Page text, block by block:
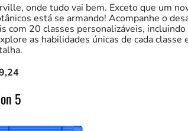
onde tudo vai bem. Exceto que um
está se armando! Acompanhe o
com 20 classes personalizáveis, incluindo
as habilidades únicas de cada classe
5